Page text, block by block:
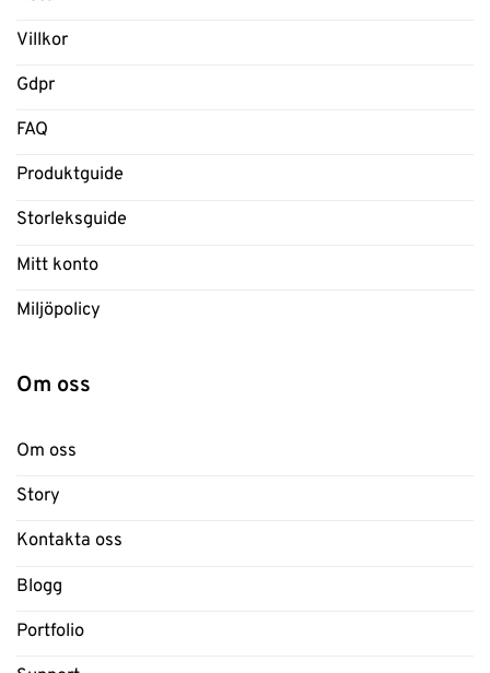
Villkor
Gdpr
FAQ
Produktguide
Storleksguide
Mitt konto
Miljöpolicy
Om oss
Om oss
Story
Kontakta oss
Blogg
Portfolio